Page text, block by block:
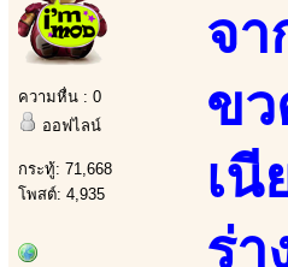
ความหื่น : 0
ออฟไลน์
กระทู้: 71,668
โพสต์: 4,935
จา
ข
เนี
ร่า